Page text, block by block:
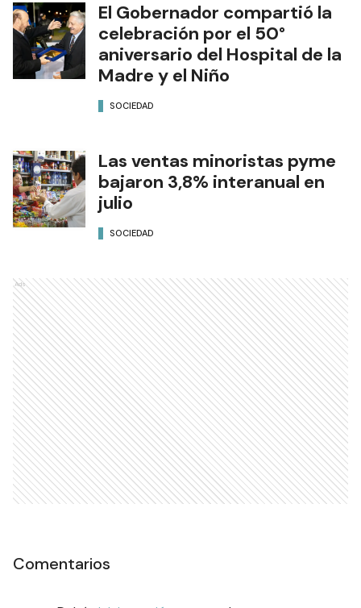
El Gobernador compartió la
celebración por el 50°
aniversario del Hospital de la
Madre y el Niño
SOCIEDAD
Las ventas minoristas pyme
bajaron 3,8% interanual en
julio
SOCIEDAD
Ads
Comentarios